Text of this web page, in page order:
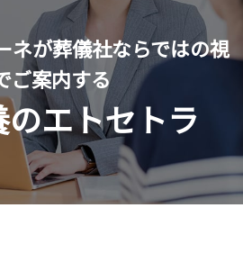
ネが葬儀社ならではの視
ご案内する
エトセトラ